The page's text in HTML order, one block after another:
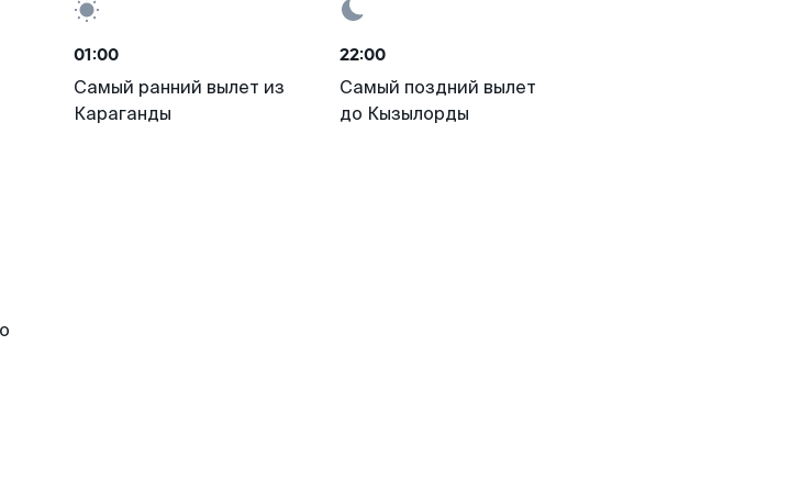
01:00
Самый ранний вылет из
Караганды
22:00
Самый поздний вылет
до Кызылорды